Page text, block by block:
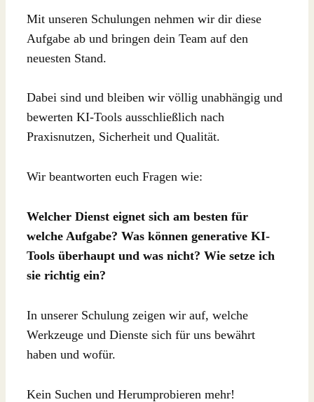
Mit unseren Schulungen nehmen wir dir diese
Aufgabe ab und bringen dein Team auf den
neuesten Stand.
Dabei sind und bleiben wir völlig unabhängig und
bewerten KI-Tools ausschließlich nach
Praxisnutzen, Sicherheit und Qualität.
Wir beantworten euch Fragen wie:
Welcher Dienst eignet sich am besten für
welche Aufgabe? Was können generative KI-
Tools überhaupt und was nicht? Wie setze ich
sie richtig ein?
In unserer Schulung zeigen wir auf, welche
Werkzeuge und Dienste sich für uns bewährt
haben und wofür.
Kein Suchen und Herumprobieren mehr!